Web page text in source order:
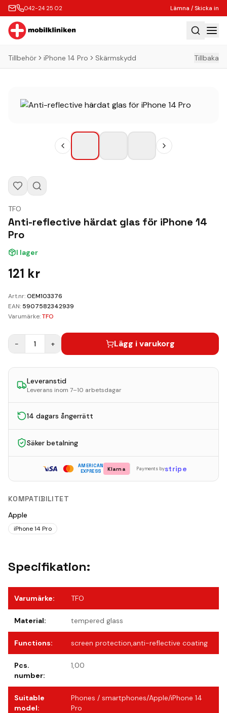
042-24 25 02 Lämna / Skicka in
Hem
Köp
Lämna / Skicka in
Butik
Kontakt
Tillbehör iPhone 14 Pro Skärmskydd Tillbaka
TFO
Anti-reflective härdat glas för iPhone 14
Pro
I lager
121 kr
Art.nr:OEM103376
EAN: 5907582342939
Varumärke:TFO
− 1 + Lägg i varukorg
Leveranstid
Leverans inom 7–10 arbetsdagar
14 dagars ångerrätt
Säker betalning
AMERICAN
EXPRESS
Klarna Payments bystripe
KOMPATIBILITET
Apple
iPhone 14 Pro
Specifikation:
Varumärke: TFO
Material: tempered glass
Functions: screen protection,anti-reflective coating
Pcs.
number:
1,00
Suitable
model:
Phones / smartphones/Apple/iPhone 14
Pro